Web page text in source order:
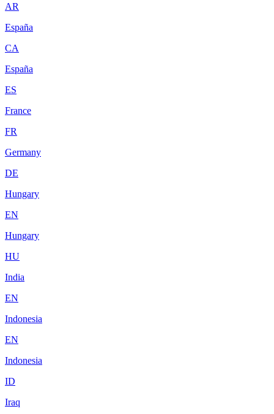
AR
España
CA
España
ES
France
FR
Germany
DE
Hungary
EN
Hungary
HU
India
EN
Indonesia
EN
Indonesia
ID
Iraq